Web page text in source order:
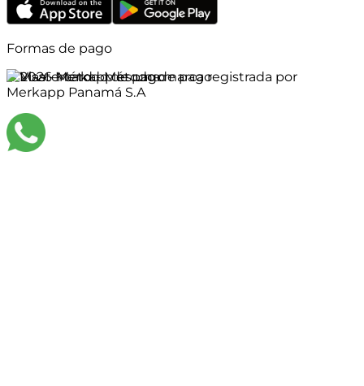
Formas de pago
©2026Merkapp es una marca registrada por
Merkapp Panamá S.A